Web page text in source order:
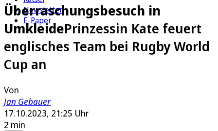
Newsletter
E-Paper
Überraschungsbesuch in
UmkleidePrinzessin Kate feuert
englisches Team bei Rugby World
Cup an
Von
Jan Gebauer
17.10.2023, 21:25 Uhr
2 min